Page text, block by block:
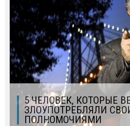
5 ЧЕЛОВЕК, КОТОРЫЕ
ЗЛОУПОТРЕБЛЯЛИ
ПОЛНОМОЧИЯМИ